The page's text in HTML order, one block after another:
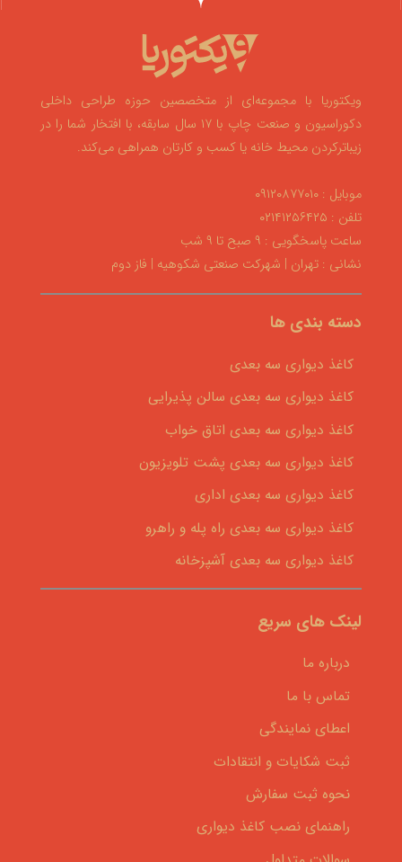
ویکتوریا با مجموعه‌ای از متخصصین حوزه طراحی داخلی
دکوراسیون و صنعت چاپ با ۱۷ سال سابقه، با افتخار شما را در
زیباترکردن محیط خانه یا کسب و کارتان همراهی می‌کند.
موبایل : ۰۹۱۲۰۸۷۷۰۱۰
تلفن : ۰۲۱۴۱۲۵۶۴۲۵
ساعت پاسخگویی : ۹ صبح تا ۹ شب
نشانی : تهران | شهرکت صنعتی شکوهیه | فاز دوم
دسته بندی ها
کاغذ دیواری سه بعدی
کاغذ دیواری سه بعدی سالن پذیرایی
کاغذ دیواری سه بعدی اتاق خواب
کاغذ دیواری سه بعدی پشت تلویزیون
کاغذ دیواری سه بعدی اداری
کاغذ دیواری سه بعدی راه پله و راهرو
کاغذ دیواری سه بعدی آشپزخانه
لینک های سریع
درباره ما
تماس با ما
اعطای نمایندگی
ثبت شکایات و انتقادات
نحوه ثبت سفارش
راهنمای نصب کاغذ دیواری